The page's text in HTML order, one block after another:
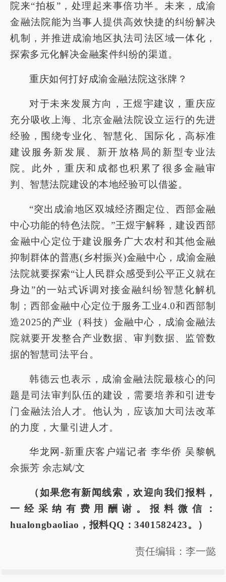
院来“拍板”，处理起来事倍功半。未来，成渝
金融法院能为当事人提供高效快捷的纠纷解决
机制，并推进成渝地区执法司法区域一体化，
探索多元化解决金融案件纠纷的渠道。
重庆如何打好成渝金融法院这张牌？
对于未来发展方向，王煜宇建议，重庆应
充分吸收上海、北京金融法院设立运行的先进
经验，围绕专业化、智慧化、国际化，高标准
建设服务新发展、新开放格局的新型专业法
院。此外，重庆和成都也积累了很多金融审
判、智慧法院建设的本地经验可以借鉴。
“突出成渝地区双城经济圈定位、西部金融
中心功能的特色法院。”王煜宇解释，建设西部
金融中心定位于建设服务广大农村和其他金融
抑制群体的普惠(乡村振兴)金融中心，成渝金融
法院就要探索“让人民群众感受到公平正义就在
身边”的一站式诉调对接金融纠纷智慧化解机
制；西部金融中心定位于服务工业4.0和西部制
造2025的产业（科技）金融中心，成渝金融法
院就要开发整合产业数据、审判数据、监管数
据的智慧司法平台。
韩德云也表示，成渝金融法院最核心的问
题是司法审判队伍的建设，需要培养和引进专
门金融法治人才。他认为，应该加大司法改革
的力度，大量引进人才。
华龙网-新重庆客户端记者 李华侨 吴黎帆
佘振芳 余志斌/文
（如果您有新闻线索，欢迎向我们报料，
一经采纳有费用酬谢。报料微信：
hualongbaoliao，报料QQ：3401582423。）
责任编辑：李一懿